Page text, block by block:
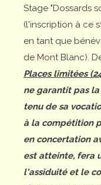
Stage "Dossards
(l'inscription à ce
en tant que
de Mont Blanc).
Places limitées
ne garantit pas
tenu de sa
à la compétition
en concertation
est atteinte, fera
l'assiduité et le